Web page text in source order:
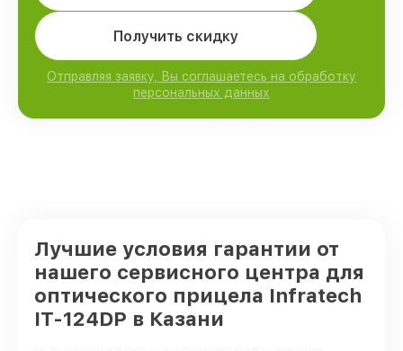
Получить скидку
Отправляя заявку, Вы соглашаетесь на обработку
персональных данных
Лучшие условия гарантии от
нашего сервисного центра для
оптического прицела Infratech
IT-124DP в Казани